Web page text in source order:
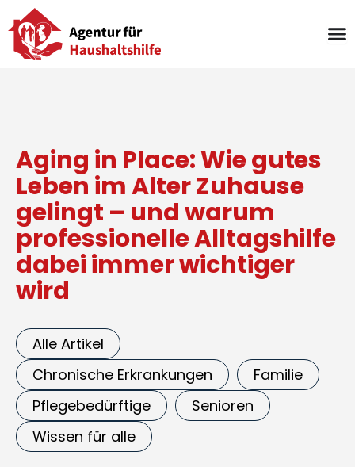
Zum
Inhalt
springen
Aging in Place: Wie gutes
Leben im Alter Zuhause
gelingt – und warum
professionelle Alltagshilfe
dabei immer wichtiger
wird
Alle Artikel
Chronische Erkrankungen
Familie
Pflegebedürftige
Senioren
Wissen für alle